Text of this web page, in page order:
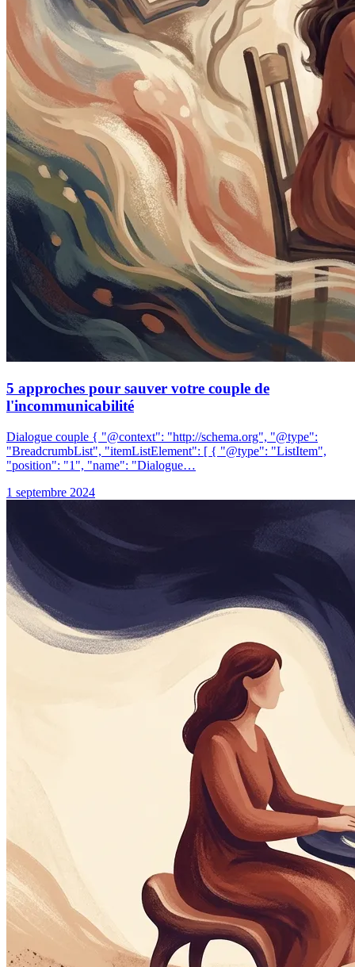
5 approches pour sauver votre couple de
l'incommunicabilité
Dialogue couple { "@context": "http://schema.org", "@type":
"BreadcrumbList", "itemListElement": [ { "@type": "ListItem",
"position": "1", "name": "Dialogue…
1 septembre 2024